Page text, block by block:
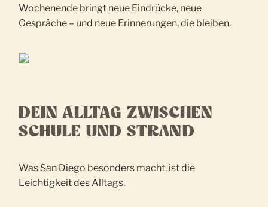
Wochenende bringt neue Eindrücke, neue
Gespräche – und neue Erinnerungen, die bleiben.
DEIN ALLTAG ZWISCHEN
SCHULE UND STRAND
Was San Diego besonders macht, ist die
Leichtigkeit des Alltags.